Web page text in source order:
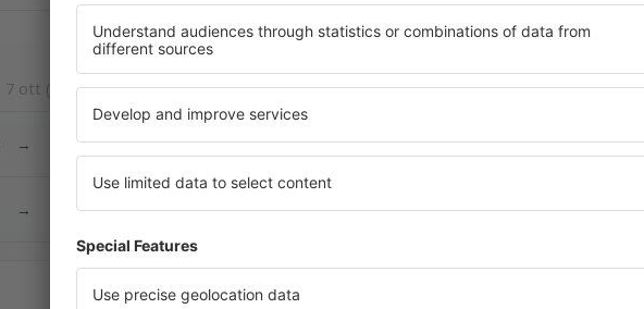
7 ott (mer) MXP LGW Volo diretto
→ 08:20 Durata totale del viaggio: 2h dettagli
→ 15:00 Durata totale del viaggio: 2h dettagli